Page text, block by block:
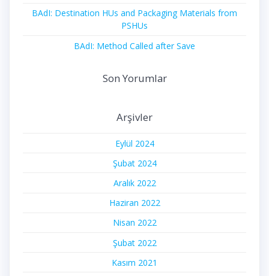
BAdI: Destination HUs and Packaging Materials from
PSHUs
BAdI: Method Called after Save
Son Yorumlar
Arşivler
Eylül 2024
Şubat 2024
Aralık 2022
Haziran 2022
Nisan 2022
Şubat 2022
Kasım 2021